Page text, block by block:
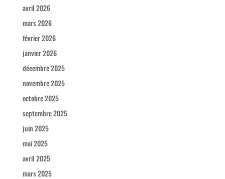
avril 2026
mars 2026
février 2026
janvier 2026
décembre 2025
novembre 2025
octobre 2025
septembre 2025
juin 2025
mai 2025
avril 2025
mars 2025